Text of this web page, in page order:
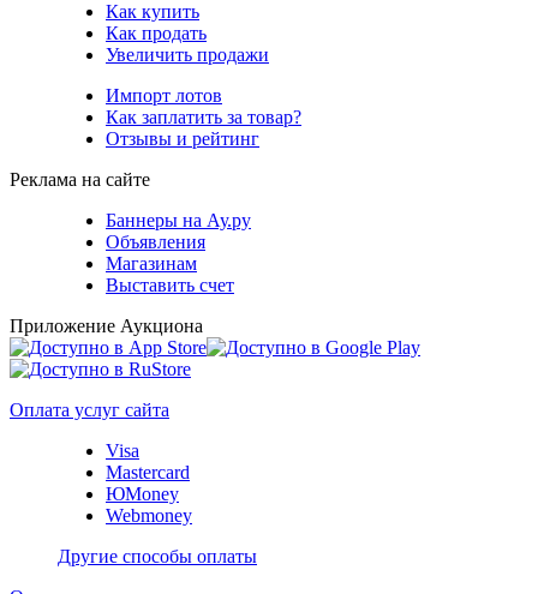
Как купить
Как продать
Увеличить продажи
Импорт лотов
Как заплатить за товар?
Отзывы и рейтинг
Реклама на сайте
Баннеры на Ау.ру
Объявления
Магазинам
Выставить счет
Приложение Аукциона
Оплата услуг сайта
Visa
Mastercard
ЮMoney
Webmoney
Другие способы оплаты